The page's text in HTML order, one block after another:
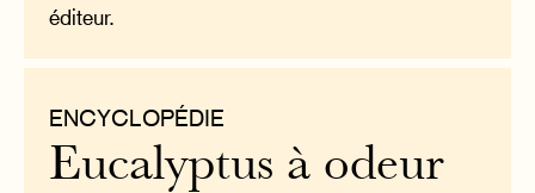
éditeur.
ENCYCLOPÉDIE
Eucalyptus à odeur